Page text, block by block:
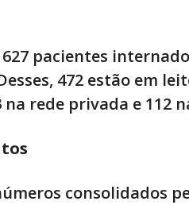
pacientes
472 estão em
na rede privada e 112
consolidados